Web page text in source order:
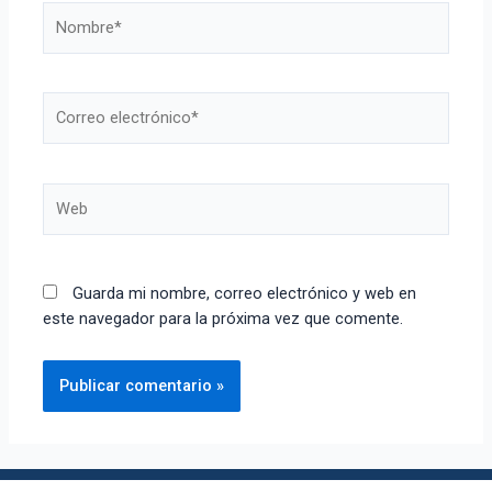
Guarda mi nombre, correo electrónico y web en
este navegador para la próxima vez que comente.